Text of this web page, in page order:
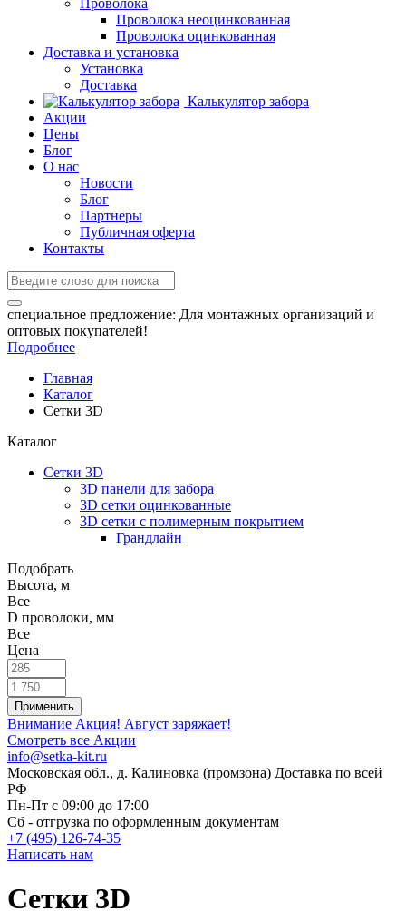
Проволока
Проволока неоцинкованная
Проволока оцинкованная
Доставка и установка
Установка
Доставка
Калькулятор забора
Акции
Цены
Блог
О нас
Новости
Блог
Партнеры
Публичная оферта
Контакты
специальное предложение: Для монтажных организаций и
оптовых покупателей!
Подробнее
Главная
Каталог
Сетки 3D
Каталог
Сетки 3D
3D панели для забора
3D сетки оцинкованные
3D сетки с полимерным покрытием
Грандлайн
Подобрать
Высота, м
Все
D проволоки, мм
Все
Цена
Внимание Акция! Август заряжает!
Смотреть все Акции
info@setka-kit.ru
Московская обл., д. Калиновка (промзона) Доставка по всей
РФ
Пн-Пт с 09:00 до 17:00
Сб - отгрузка по оформленным документам
+7 (495) 126-74-35
Написать нам
Сетки 3D